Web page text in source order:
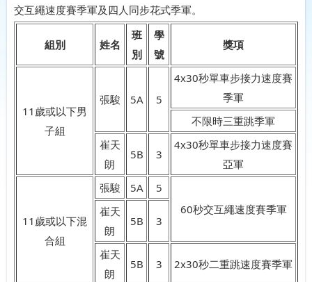
交互繩速度賽季軍及四人同步花式季軍。
組別 姓名
班
別
學
號
獎項
11歲或以下男
子組
張駿 5A 5
4x30秒單車步接力速度賽
季軍
不限時三重跳季軍
崔天
朗
5B 3
4x30秒單車步接力速度賽
亞軍
11歲或以下混
合組
張駿 5A
5
60秒交互繩速度賽季軍
崔天
朗
5B 3
崔天
朗
5B 3 2x30秒二重跳速度賽季軍